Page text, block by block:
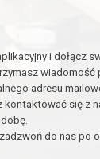
i dołącz
adresu
kontaktować się z
do nas po